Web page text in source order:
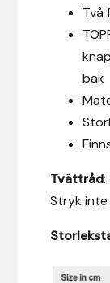
Två
bak
Tvättråd
Stryk inte
Eyjólfur
Fákur
Freyja
Furminator